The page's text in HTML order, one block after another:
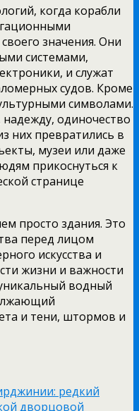
когда корабли
значения. Они
системами,
и служат
судов. Кроме
символами.
одиночество
них превратились в
музеи или даже
прикоснуться к
странице
просто здания. Это
перед лицом
искусства и
жизни и важности
водный
и тени, штормов и